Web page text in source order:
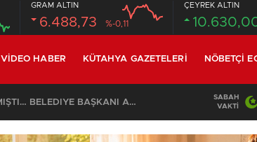
GRAM ALTIN
6.488,73 %-0,11
ÇEYREK ALTIN
VIDEO HABER KÜTAHYA GAZETELERI NÖBETÇI
SON DAKİKA – AYDEMİR ‘BİRAZ BEKLEYİN’ DEMİŞTİ… BELEDİYE BAŞKANI AK PARTİ’YE GEÇİYOR 12:49 /
SABAH
VAKTI